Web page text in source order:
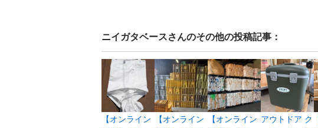
ニイガタベースさんのその他の投稿記事：
【オンライン
【オンライン
【オンライン アウトドア ク